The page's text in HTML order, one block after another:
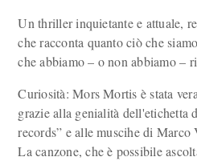
Un thriller inquietante e attuale,
che racconta quanto ciò che
che abbiamo – o non abbiamo –
Curiosità: Mors Mortis è stata
grazie alla genialità dell'etichetta
records” e alle muscihe di
La canzone, che è possibile